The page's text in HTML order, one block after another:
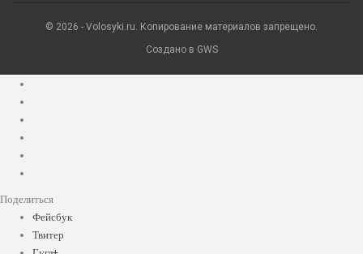
© 2026 - Volosyki.ru. Копирование материалов запрещено.
Создано в GWS
Поделиться
Фейсбук
Твитер